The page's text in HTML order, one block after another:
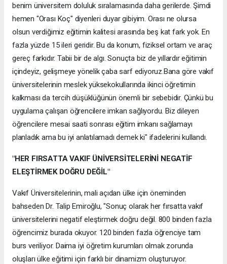
benim üniversitem doluluk sıralamasında daha gerilerde. Şimdi
hemen "Orası Koç" diyenleri duyar gibiyim. Orası ne olursa
olsun verdiğimiz eğitimin kalitesi arasında beş kat fark yok. En
fazla yüzde 15 ileri geridir. Bu da konum, fiziksel ortam ve araç
gereç farkıdır. Tabii bir de algı. Sonuçta biz de yıllardır eğitimin
içindeyiz, gelişmeye yönelik çaba sarf ediyoruz.Bana göre vakıf
üniversitelerinin meslek yüksekokullarında ikinci öğretimin
kalkması da tercih düşüklüğünün önemli bir sebebidir. Çünkü bu
uygulama çalışan öğrencilere imkan sağlıyordu. Biz dileyen
öğrencilere mesai saati sonrası eğitim imkanı sağlamayı
planladık ama bu iyi anlatılamadı demek ki" ifadelerini kullandı.
"HER FIRSATTA VAKIF ÜNİVERSİTELERİNİ NEGATİF
ELEŞTİRMEK DOĞRU DEĞİL"
Vakıf Üniversitelerinin, mali açıdan ülke için öneminden
bahseden Dr. Talip Emiroğlu, "Sonuç olarak her fırsatta vakıf
üniversitelerini negatif eleştirmek doğru değil. 800 binden fazla
öğrencimiz burada okuyor. 120 binden fazla öğrenciye tam
burs veriliyor. Daima iyi öğretim kurumları olmak zorunda
oluşları ülke eğitimi için farklı bir dinamizm oluşturuyor.